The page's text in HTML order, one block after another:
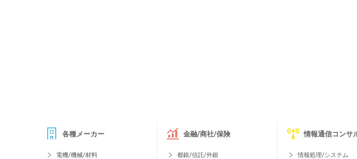
各種メーカー
電機/機械/材料
金融/商社/保険
都銀/信託/外銀
情報通信コンサ
情報処理/システム